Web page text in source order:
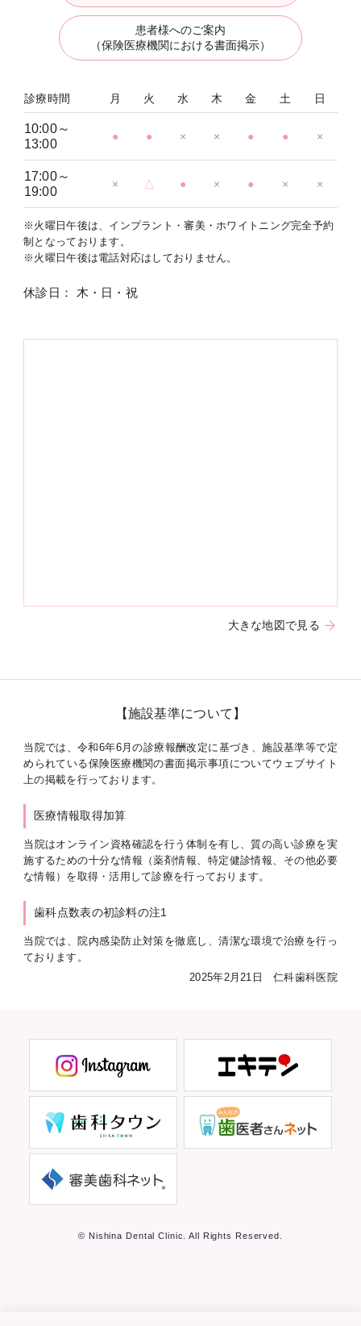
患者様へのご案内
（保険医療機関における書面掲示）
診療時間 月 火 水 木 金 土 日
10:00～
13:00
● ● × × ● ● ×
17:00～
19:00
× △ ● × ● × ×
※火曜日午後は、インプラント・審美・ホワイトニング完全予約
制となっております。
※火曜日午後は電話対応はしておりません。
休診日： 木・日・祝
大きな地図で見る
【施設基準について】
当院では、令和6年6月の診療報酬改定に基づき、施設基準等で定
められている保険医療機関の書面掲示事項についてウェブサイト
上の掲載を行っております。
医療情報取得加算
当院はオンライン資格確認を行う体制を有し、質の高い診療を実
施するための十分な情報（薬剤情報、特定健診情報、その他必要
な情報）を取得・活用して診療を行っております。
歯科点数表の初診料の注1
当院では、院内感染防止対策を徹底し、清潔な環境で治療を行っ
ております。
2025年2月21日 仁科歯科医院
© Nishina Dental Clinic. All Rights Reserved.